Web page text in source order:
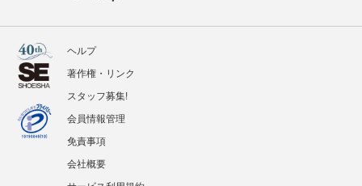
ヘルプ
著作権・リンク
スタッフ募集!
会員情報管理
免責事項
会社概要